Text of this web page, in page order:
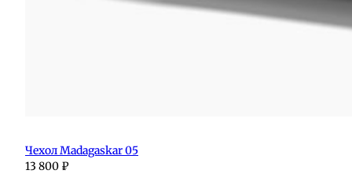
Чехол Madagaskar 05
13 800 ₽